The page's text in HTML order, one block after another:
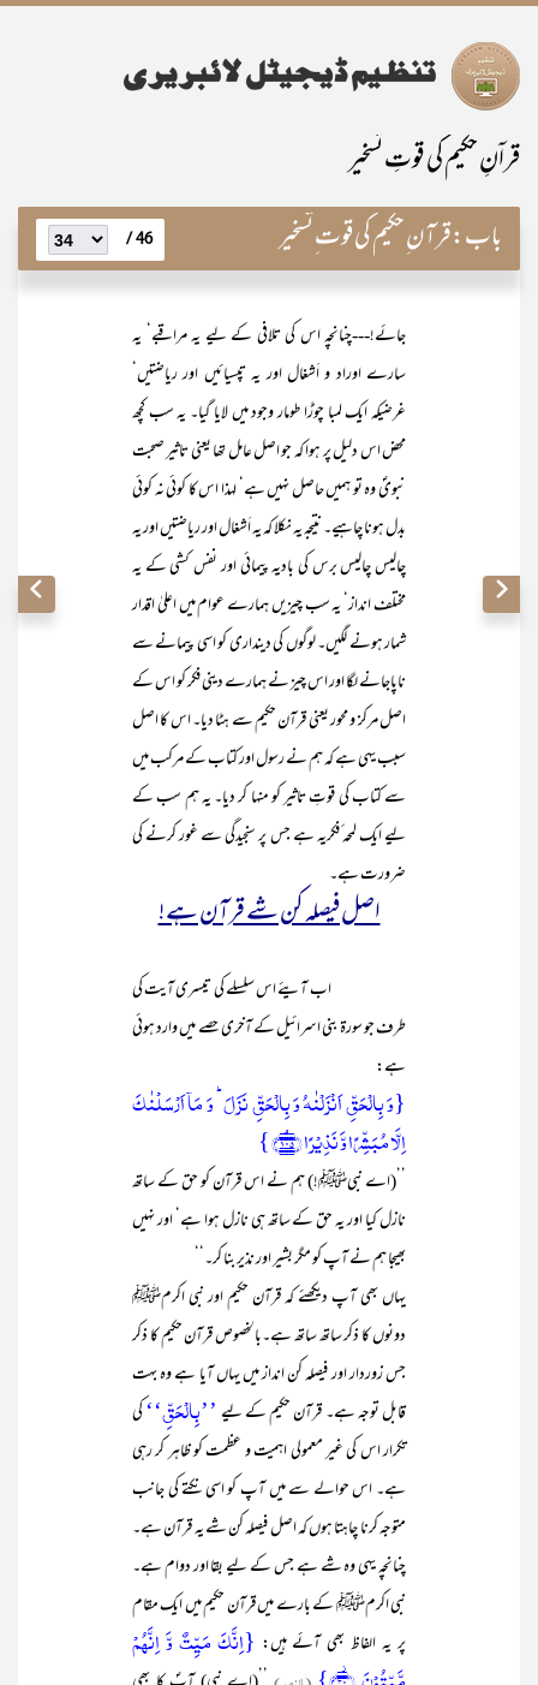
قراۤنِ حکیم کی قوتِ تسخیر
باب:قرآن ِحکیم کی قوت ِتسخیر 46 /
جائے!---چنانچہ اس کی تلافی کے لیے یہ مراقبے‘ یہ
سارے اوراد و اَشغال اور یہ تپسیائیں اور ریاضتیں‘
غرضیکہ ایک لمبا چوڑا طومار وجود میں لایا گیا۔ یہ سب کچھ
محض اس دلیل پر ہوا کہ جو اصل عامل تھا یعنی تاثیر صحبت
نبویؐ وہ تو ہمیں حاصل نہیں ہے‘ لہذا اس کا کوئی نہ کوئی
بدل ہونا چاہیے۔ نتیجہ یہ نکلا کہ یہ اَشغال اور ریاضتیں اور یہ
چالیس چالیس برس کی بادیہ پیمائی اور نفس کشی کے یہ
مختلف انداز‘ یہ سب چیزیں ہمارے عوام میں اعلیٰ اقدار
شمار ہونے لگیں۔ لوگوں کی دینداری کو اسی پیمانے سے
ناپاجانے لگا اور اس چیز نے ہمارے دینی فکر کو اس کے
اصل مرکز و محور یعنی قرآن حکیم سے ہٹا دیا۔ اس کا اصل
سبب یہی ہے کہ ہم نے رسول اور کتاب کے مرکب میں
سے کتاب کی قوتِ تاثیر کو منہا کر دیا۔ یہ ہم سب کے
لیے ایک لمحہ ٔفکریہ ہے جس پر سنجیدگی سے غور کرنے کی
ضرورت ہے۔
اصل فیصلہ کن شے قرآن ہے!
اب آیئے اس سلسلے کی تیسری آیت کی
طرف جو سورۃ بنی اسرائیل کے آخری حصے میں وارد ہوئی
ہے:
{وَ بِالۡحَقِّ اَنۡزَلۡنٰہُ وَ بِالۡحَقِّ نَزَلَ ؕ وَ مَاۤ اَرۡسَلۡنٰکَ
اِلَّا مُبَشِّرًا وَّ نَذِیۡرًا ﴿۱۰۵﴾ۘ }
’’(اے نبیﷺ!) ہم نے اس قرآن کو حق کے ساتھ
نازل کیا اور یہ حق کے ساتھ ہی نازل ہوا ہے‘ اور نہیں
بھیجا ہم نے آپ کو مگر بشیر اور نذیر بنا کر۔‘‘
یہاں بھی آپ دیکھئے کہ قرآن حکیم اور نبی اکرمﷺ
دونوں کا ذکر ساتھ ساتھ ہے۔بالخصوص قرآن حکیم کا ذکر
جس زوردار اور فیصلہ کن انداز میں یہاں آیا ہے وہ بہت
قابل توجہ ہے۔ قرآن حکیم کے لیے’’بِالْحَقِّ‘‘کی
تکرار اس کی غیر معمولی اہمیت و عظمت کو ظاہر کر رہی
ہے۔ اس حوالے سے میں آپ کو اسی نکتے کی جانب
متوجہ کرنا چاہتا ہوں کہ اصل فیصلہ کن شے یہ قرآن ہے۔
چنانچہ یہی وہ شے ہے جس کے لیے بقا اور دوام ہے۔
نبی اکرمﷺ کے بارے میں قرآن حکیم میں ایک مقام
پر یہ الفاظ بھی آئے ہیں: {اِنَّکَ مَیِّتٌ وَّ اِنَّہُمۡ